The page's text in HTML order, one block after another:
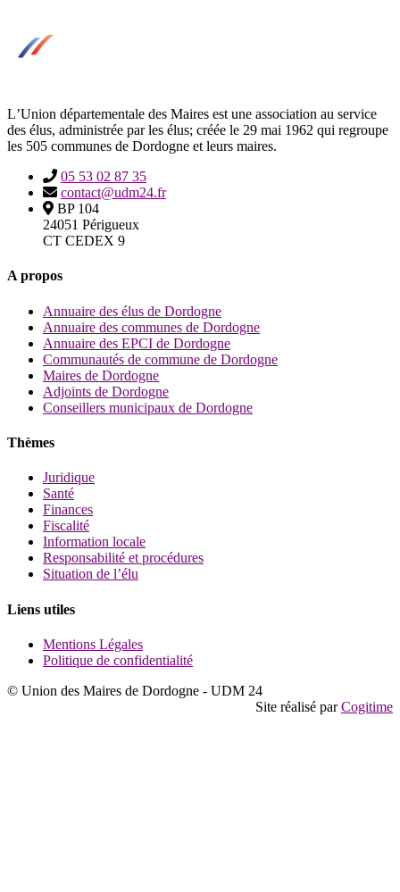
LʼUnion départementale des Maires est une association au service
des élus, administrée par les élus; créée le 29 mai 1962 qui regroupe
les 505 communes de Dordogne et leurs maires.
05 53 02 87 35
contact@udm24.fr
BP 104
24051 Périgueux
CT CEDEX 9
A propos
Annuaire des élus de Dordogne
Annuaire des communes de Dordogne
Annuaire des EPCI de Dordogne
Communautés de commune de Dordogne
Maires de Dordogne
Adjoints de Dordogne
Conseillers municipaux de Dordogne
Thèmes
Juridique
Santé
Finances
Fiscalité
Information locale
Responsabilité et procédures
Situation de l’élu
Liens utiles
Mentions Légales
Politique de confidentialité
© Union des Maires de Dordogne - UDM 24
Site réalisé parCogitime